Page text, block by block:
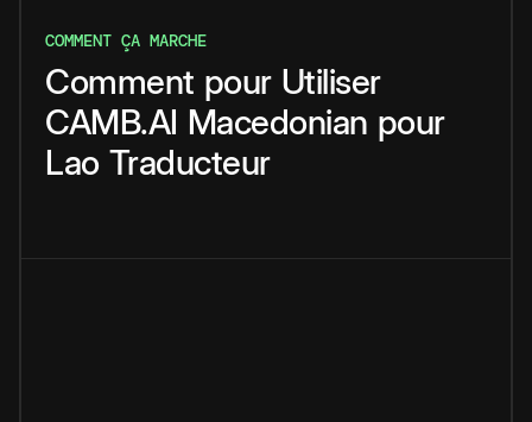
COMMENT ÇA MARCHE
Comment pour Utiliser
CAMB.AI Macedonian pour
Lao Traducteur